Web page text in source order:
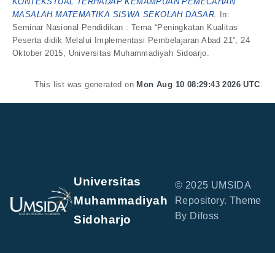
MASALAH MATEMATIKA SISWA SEKOLAH DASAR.
In:
Seminar Nasional Pendidikan : Tema “Peningkatan Kualitas
Peserta didik Melalui Implementasi Pembelajaran Abad 21”, 24
Oktober 2015, Universitas Muhammadiyah Sidoarjo.
This list was generated on Mon Aug 10 08:29:43 2026 UTC.
Universitas
Muhammadiyah
Sidoharjo
© 2025 UMSIDA
Repository. Theme
By Difoss